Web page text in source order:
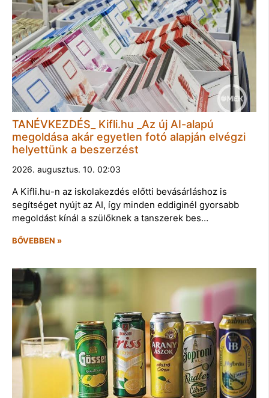
TANÉVKEZDÉS_ Kifli.hu _Az új AI-alapú
megoldása akár egyetlen fotó alapján elvégzi
helyettünk a beszerzést
2026. augusztus. 10. 02:03
A Kifli.hu-n az iskolakezdés előtti bevásárláshoz is
segítséget nyújt az AI, így minden eddiginél gyorsabb
megoldást kínál a szülőknek a tanszerek bes…
BŐVEBBEN »